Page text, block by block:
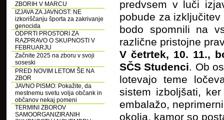
ZBORIH V MARCU
IZJAVA ZA JAVNOST: NE
izkoriščanju športa za zakrivanje
genocida
ODPRTI PROSTORI ZA
RAZPRAVO O SKUPNOSTI V
FEBRUARJU
Začnite 2025 na zboru v svoji
soseski
PRED NOVIM LETOM ŠE NA
ZBOR
JAVNO PISMO: Pokažite, da
mestnemu svetu volja občank in
občanov nekaj pomeni
TERMINI ZBOROV
SAMOORGANIZIRANIH
predvsem v luči
pobude za
bodo spomnili na
različne pristojne
V četrtek, 10. 11.,
SČS Studenci. Ob
lotevajo teme
sistem izboljšati,
embalažo,
okolja, kamor so